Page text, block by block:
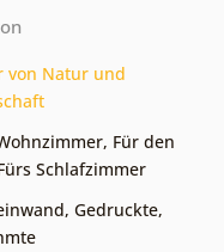
von Natur und
, Für den
Schlafzimmer
, Gedruckte,